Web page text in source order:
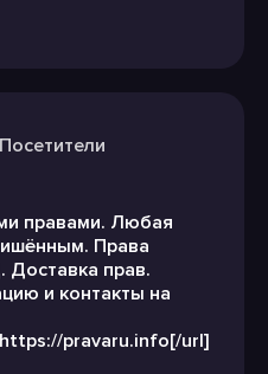
Посетители
правами. Любая
Права
Доставка прав.
и контакты на
pravaru.info[/url]